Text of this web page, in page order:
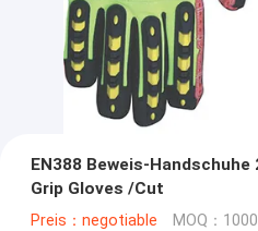
EN388 Beweis-
Grip Gloves /Cut
Preis：negotiable MOQ：